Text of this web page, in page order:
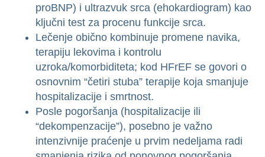
proBNP) i ultrazvuk srca (ehokardiogram) kao
ključni test za procenu funkcije srca.
Lečenje obično kombinuje promene navika,
terapiju lekovima i kontrolu
uzroka/komorbiditeta; kod HFrEF se govori o
osnovnim “četiri stuba” terapije koja smanjuje
hospitalizacije i smrtnost.
Posle pogoršanja (hospitalizacije ili
“dekompenzacije”), posebno je važno
intenzivnije praćenje u prvim nedeljama radi